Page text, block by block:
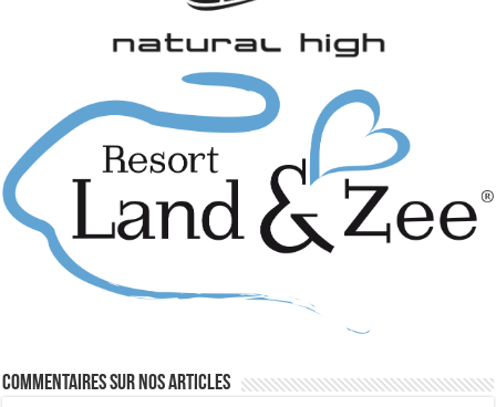
Commentaires sur nos articles